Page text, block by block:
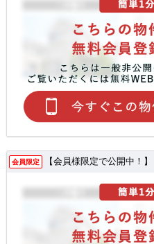
会員限定 【会員様限定で公開中！】